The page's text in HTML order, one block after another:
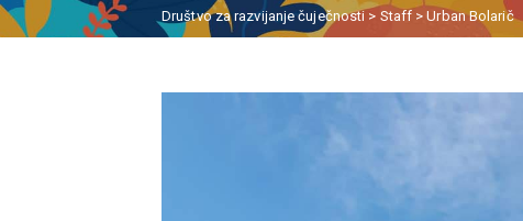
Društvo za razvijanje čuječnosti > Staff >Urban Bolarič